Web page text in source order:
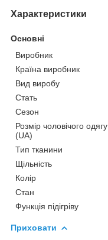
Характеристики
Основні
Виробник
Країна виробник
Вид виробу
Стать
Сезон
Розмір чоловічого одягу
(UA)
Тип тканини
Щільність
Колір
Стан
Функція підігріву
Приховати